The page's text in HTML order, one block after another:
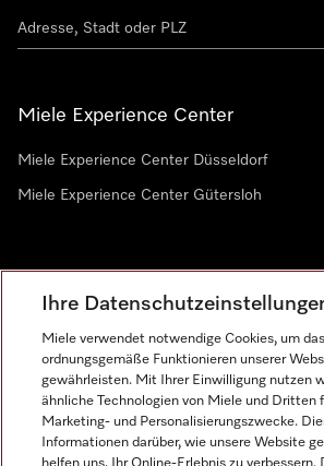
Miele Experience Center
Miele Experience Center Düsseldorf
Miele Experience Center Gütersloh
Ihre
Miele verwendet notwendige Cookies, um das
ordnungsgemäße Funktionieren unserer
gewährleisten. Mit Ihrer Einwilligung nutzen
ähnliche Technologien von Miele und Dritten
Marketing- und Personalisierungszwecke.
Informationen darüber, wie unsere Website